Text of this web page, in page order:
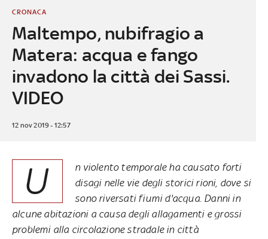
Maltempo, nubifragio a
Matera: acqua e fango
invadono la città dei Sassi.
VIDEO
CRONACA
12 nov 2019 - 12:57
U
n violento temporale ha causato forti
disagi nelle vie degli storici rioni, dove si
sono riversati fiumi d'acqua. Danni in
alcune abitazioni a causa degli allagamenti e grossi
problemi alla circolazione stradale in città